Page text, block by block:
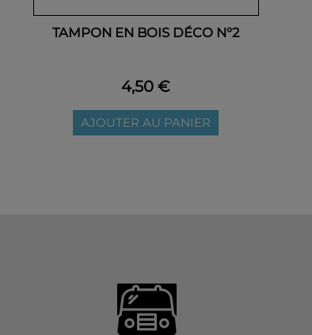
TAMPON EN BOIS DÉCO N°2
4,50 €
AJOUTER AU PANIER